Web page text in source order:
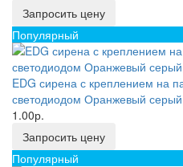
Запросить цену
Популярный
EDG сирена с креплением на
светодиодом Оранжевый
1.00р.
Запросить цену
Популярный